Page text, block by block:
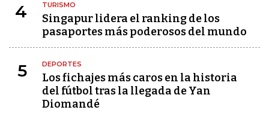
4 TURISMO
Singapur lidera el ranking de los
pasaportes más poderosos del mundo
5 DEPORTES
Los fichajes más caros en la historia
del fútbol tras la llegada de Yan
Diomandé